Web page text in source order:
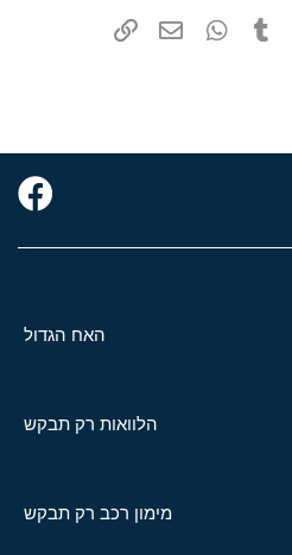
Pinterest
Tumblr
WhatsAppדואר אלקטרוני
האח הגדול
הלוואות רק תבקש
מימון רכב רק תבקש